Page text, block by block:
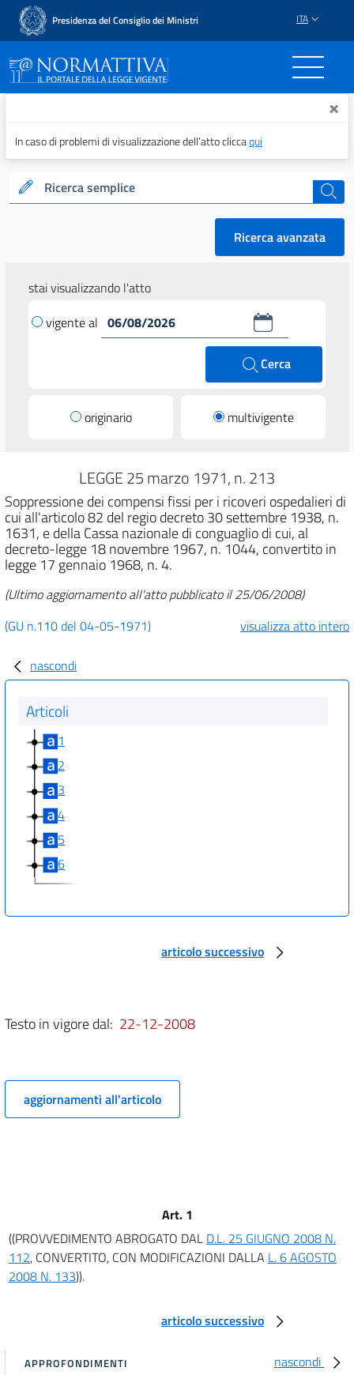
Presidenza del Consiglio dei Ministri ITA
Normattiva - Il portale ×
In caso di problemi di visualizzazione dell’atto cliccaqui
Ricerca semplice cerca
Ricerca avanzata
stai visualizzando l'atto
vigente al
Cerca
originario multivigente
LEGGE 25 marzo 1971, n. 213
Soppressione dei compensi fissi per i ricoveri ospedalieri di
cui all'articolo 82 del regio decreto 30 settembre 1938, n.
1631, e della Cassa nazionale di conguaglio di cui, al
decreto-legge 18 novembre 1967, n. 1044, convertito in
legge 17 gennaio 1968, n. 4.
(Ultimo aggiornamento all'atto pubblicato il 25/06/2008)
(GU n.110 del 04-05-1971)
visualizza atto intero
nascondi
Articoli
1
2
3
4
5
6
articolo successivo
Testo in vigore dal: 22-12-2008
aggiornamenti all'articolo
Art. 1
((PROVVEDIMENTO ABROGATO DAL D.L. 25 GIUGNO 2008 N.
112, CONVERTITO, CON MODIFICAZIONI DALLA L. 6 AGOSTO
2008 N. 133)).
articolo successivo
nascondi
APPROFONDIMENTI